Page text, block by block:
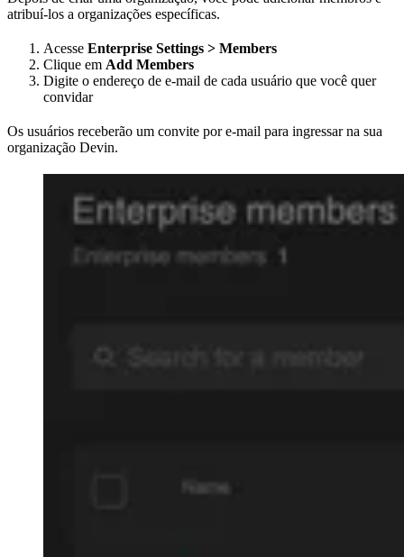
atribuí-los a organizações específicas.
Acesse Enterprise Settings > Members
Clique em Add Members
Digite o endereço de e-mail de cada usuário que você quer
convidar
Os usuários receberão um convite por e-mail para ingressar na sua
organização Devin.